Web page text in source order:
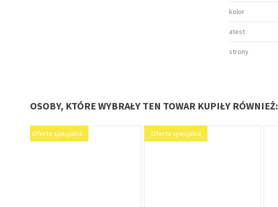
kolor
atest
strony
OSOBY, KTÓRE WYBRAŁY TEN TOWAR KUPIŁY RÓWNIEŻ: